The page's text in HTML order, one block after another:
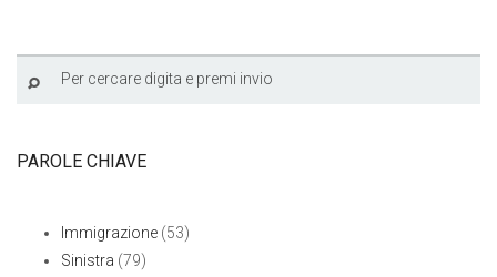
PAROLE CHIAVE
Immigrazione (53)
Sinistra (79)